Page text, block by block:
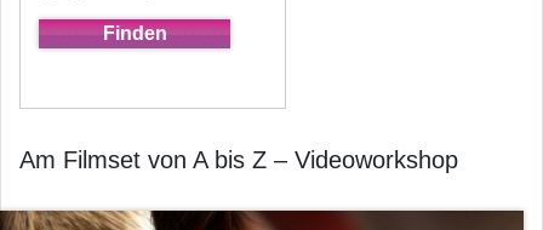
Am Filmset von A bis Z – Videoworkshop